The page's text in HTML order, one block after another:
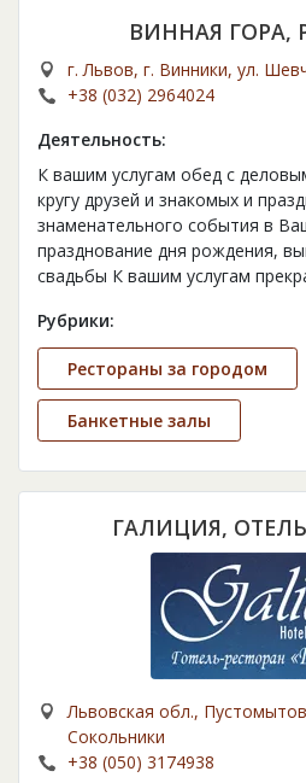
ВИННАЯ ГОРА,
г. Львов, г. Винники, ул.
+38 (032) 2964024
Деятельность:
К вашим услугам обед с
кругу друзей и знакомых и
знаменательного события в
празднование дня рождения,
свадьбы К вашим услугам
Рубрики:
Рестораны за городом
Банкетные залы
ГАЛИЦИЯ,
Львовская обл.,
Сокольники
+38 (050) 3174938